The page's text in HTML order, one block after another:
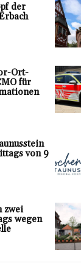
der
Ort-
für
von 9
zwei
wegen